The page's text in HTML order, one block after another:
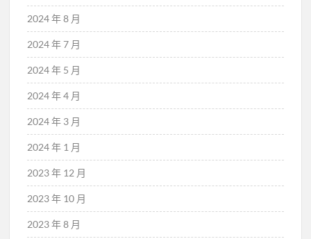
2024 年 8 月
2024 年 7 月
2024 年 5 月
2024 年 4 月
2024 年 3 月
2024 年 1 月
2023 年 12 月
2023 年 10 月
2023 年 8 月